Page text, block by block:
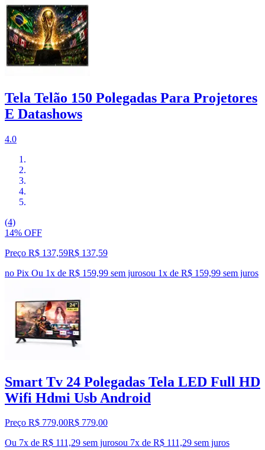
Tela Telão 150 Polegadas Para Projetores
E Datashows
4.0
(4)
14% OFF
Preço R$ 137,59R$ 137,59
no Pix Ou 1x de R$ 159,99 sem jurosou 1x de R$ 159,99 sem juros
Smart Tv 24 Polegadas Tela LED Full HD
Wifi Hdmi Usb Android
Preço R$ 779,00R$ 779,00
Ou 7x de R$ 111,29 sem jurosou 7x de R$ 111,29 sem juros